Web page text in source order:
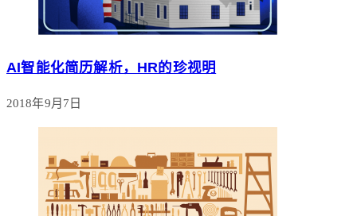
AI智能化简历解析，HR的珍视明
2018年9月7日